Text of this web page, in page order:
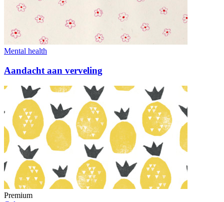
Mental health
Aandacht aan verveling
Premium